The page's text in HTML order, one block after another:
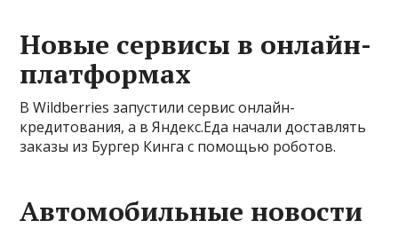
Новые сервисы в онлайн-
платформах
В Wildberries запустили сервис онлайн-
кредитования, а в Яндекс.Еда начали доставлять
заказы из Бургер Кинга с помощью роботов.
Автомобильные новости